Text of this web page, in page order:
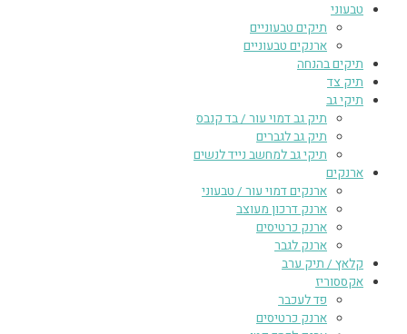
טבעוני
תיקים טבעוניים
ארנקים טבעוניים
תיקים בהנחה
תיק צד
תיקי גב
תיק גב דמוי עור / בד קנבס
תיק גב לגברים
תיקי גב למחשב נייד לנשים
ארנקים
ארנקים דמוי עור / טבעוני
ארנק דרכון מעוצב
ארנק כרטיסים
ארנק לגבר
קלאץ / תיק ערב
אקססוריז
פד לעכבר
ארנק כרטיסים